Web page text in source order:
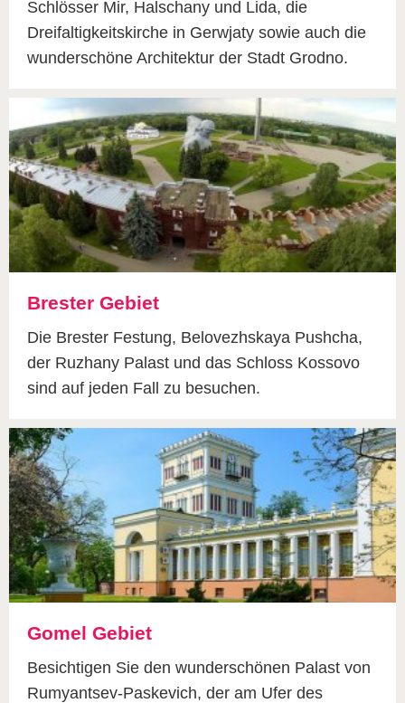
Schlösser Mir, Halschany und Lida, die
Dreifaltigkeitskirche in Gerwjaty sowie auch die
wunderschöne Architektur der Stadt Grodno.
Brester Gebiet
Die Brester Festung, Belovezhskaya Pushcha,
der Ruzhany Palast und das Schloss Kossovo
sind auf jeden Fall zu besuchen.
Gomel Gebiet
Besichtigen Sie den wunderschönen Palast von
Rumyantsev-Paskevich, der am Ufer des